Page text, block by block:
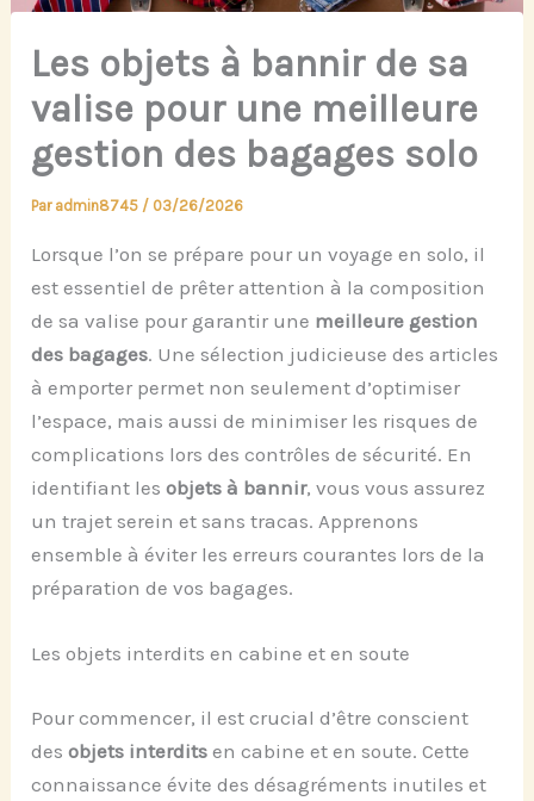
Les objets à bannir de sa
valise pour une meilleure
gestion des bagages solo
Par admin8745 / 03/26/2026
Lorsque l’on se prépare pour un voyage en solo, il
est essentiel de prêter attention à la composition
de sa valise pour garantir une meilleure gestion
des bagages. Une sélection judicieuse des articles
à emporter permet non seulement d’optimiser
l’espace, mais aussi de minimiser les risques de
complications lors des contrôles de sécurité. En
identifiant lesobjets à bannir, vous vous assurez
un trajet serein et sans tracas. Apprenons
ensemble à éviter les erreurs courantes lors de la
préparation de vos bagages.
Les objets interdits en cabine et en soute
Pour commencer, il est crucial d’être conscient
desobjets interdits en cabine et en soute. Cette
connaissance évite des désagréments inutiles et